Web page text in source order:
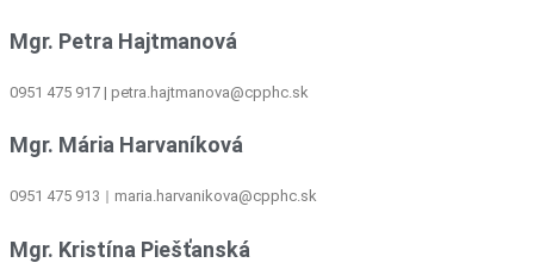
Mgr. Petra Hajtmanová
0951 475 917 | petra.hajtmanova@cpphc.sk
Mgr. Mária Harvaníková
0951 475 913 maria.harvanikova@cpphc.sk
Mgr. Kristína Piešťanská